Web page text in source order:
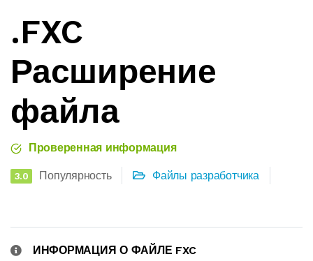
.FXC
Расширение
файла
Проверенная информация
3.0 Популярность Файлы разработчика
ИНФОРМАЦИЯ О ФАЙЛЕ FXC